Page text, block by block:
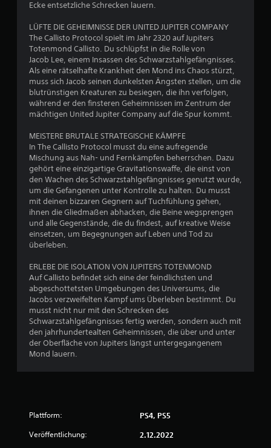
.
0
5
v
5
S
n
e
n
a
Ecke entsetzliche Schrecken lauern.
LÜFTE DIE GEHEIMNISSE DER UNITED JUPITER COMPANY
The Callisto Protocol spielt im Jahr 2320 auf Jupiters
Totenmond Callisto. Du schlüpfst in die Rolle von
Jacob Lee, einem Insassen des Schwarzstahlgefängnisses.
Als eine rätselhafte Krankheit den Mond ins Chaos stürzt,
muss sich Jacob seinen dunkelsten Ängsten stellen, um die
blutrünstigen Kreaturen zu besiegen, die ihn verfolgen,
während er den finsteren Geheimnissen im Zentrum der
mächtigen United Jupiter Company auf die Spur kommt.
MEISTERE BRUTALE STRATEGISCHE KÄMPFE
In The Callisto Protocol musst du eine aufregende
Mischung aus Nah- und Fernkämpfen beherrschen. Dazu
gehört eine einzigartige Gravitationswaffe, die einst von
den Wachen des Schwarzstahlgefängnisses genutzt wurde,
um die Gefangenen unter Kontrolle zu halten. Du musst
mit deinen bizzaren Gegnern auf Tuchfühlung gehen,
ihnen die Gliedmaßen abhacken, die Beine wegsprengen
und alle Gegenstände, die du findest, auf kreative Weise
einsetzen, um Begegnungen auf Leben und Tod zu
überleben.
ERLEBE DIE ISOLATION VON JUPITERS TOTENMOND
Auf Callisto befindet sich eine der feindlichsten und
abgeschottetsten Umgebungen des Universums, die
Jacobs verzweifelten Kampf ums Überleben bestimmt. Du
musst nicht nur mit den Schrecken des
Schwarzstahlgefängnisses fertig werden, sondern auch mit
den jahrhundertealten Geheimnissen, die über und unter
der Oberfläche von Jupiters längst untergegangenem
Mond lauern.
Plattform: PS4, PS5
Veröffentlichung: 2.12.2022